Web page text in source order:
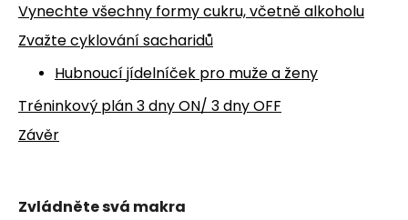
Vynechte všechny formy cukru, včetně alkoholu
Zvažte cyklování sacharidů
Hubnoucí jídelníček pro muže a ženy
Tréninkový plán 3 dny ON/ 3 dny OFF
Závěr
Zvládněte svá makra